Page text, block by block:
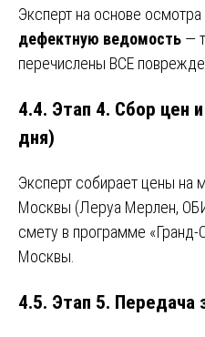
Эксперт на основе
дефектную ведомость —
перечислены ВСЕ
4.4. Этап 4. Сбор цен
дня)
Эксперт собирает цены на
Москвы (Леруа Мерлен,
смету в программе
Москвы.
4.5. Этап 5. Передача